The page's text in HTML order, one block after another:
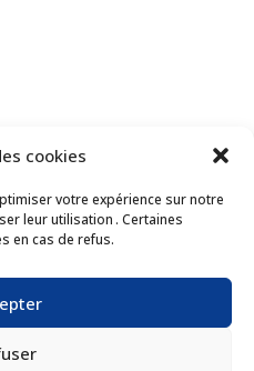
cookies
votre expérience sur notre
leur utilisation . Certaines
en cas de refus.